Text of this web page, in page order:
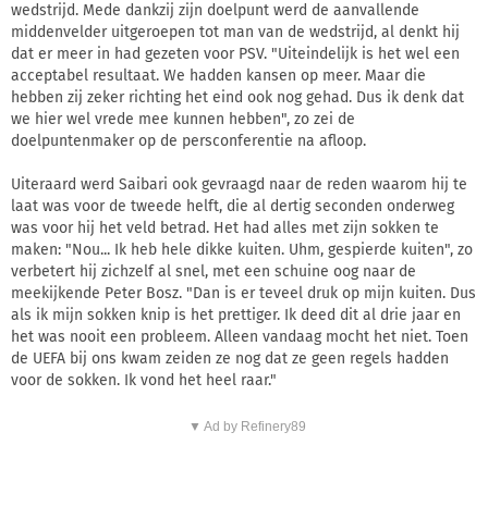
wedstrijd. Mede dankzij zijn doelpunt werd de aanvallende
middenvelder uitgeroepen tot man van de wedstrijd, al denkt hij
dat er meer in had gezeten voor PSV. "Uiteindelijk is het wel een
acceptabel resultaat. We hadden kansen op meer. Maar die
hebben zij zeker richting het eind ook nog gehad. Dus ik denk dat
we hier wel vrede mee kunnen hebben", zo zei de
doelpuntenmaker op de persconferentie na afloop.
Uiteraard werd Saibari ook gevraagd naar de reden waarom hij te
laat was voor de tweede helft, die al dertig seconden onderweg
was voor hij het veld betrad. Het had alles met zijn sokken te
maken: "Nou... Ik heb hele dikke kuiten. Uhm, gespierde kuiten", zo
verbetert hij zichzelf al snel, met een schuine oog naar de
meekijkende Peter Bosz. "Dan is er teveel druk op mijn kuiten. Dus
als ik mijn sokken knip is het prettiger. Ik deed dit al drie jaar en
het was nooit een probleem. Alleen vandaag mocht het niet. Toen
de UEFA bij ons kwam zeiden ze nog dat ze geen regels hadden
voor de sokken. Ik vond het heel raar."
▼ Ad by Refinery89